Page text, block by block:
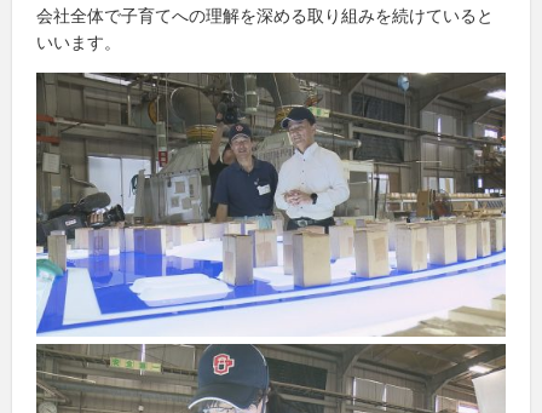
会社全体で子育てへの理解を深める取り組みを続けていると
いいます。